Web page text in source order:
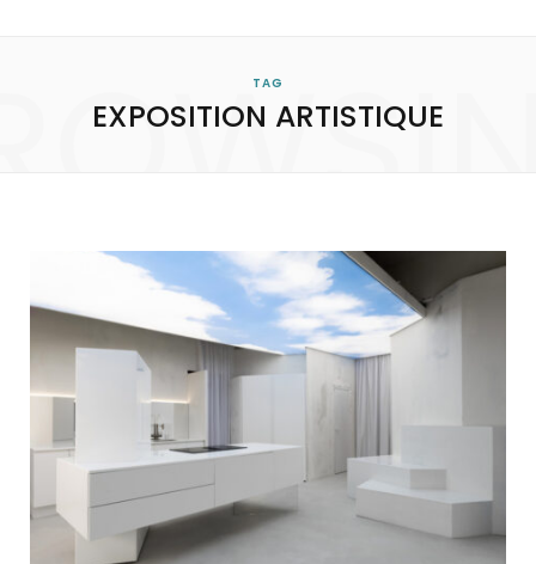
TAG
EXPOSITION ARTISTIQUE